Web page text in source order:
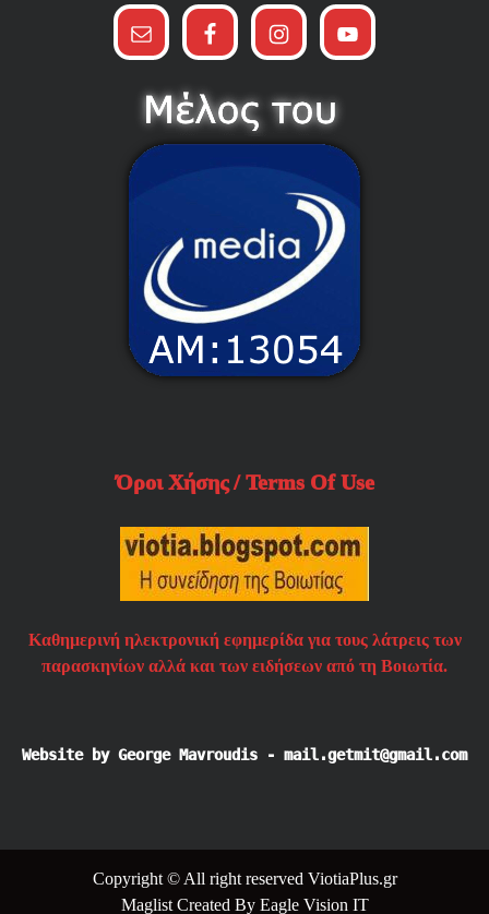
Όροι Χήσης / Terms Of Use
Καθημερινή ηλεκτρονική εφημερίδα για τους λάτρεις των
παρασκηνίων αλλά και των ειδήσεων από τη Βοιωτία.
Website by George Mavroudis - mail.getmit@gmail.com
Copyright © All right reserved ViotiaPlus.gr
Maglist Created By Eagle Vision IT